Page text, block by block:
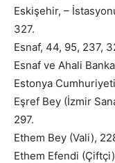
Eskişehir, –
327.
Esnaf, 44, 95, 237,
Esnaf ve Ahali
Estonya
Eşref Bey (İzmir
297.
Ethem Bey (Vali),
Ethem Efendi